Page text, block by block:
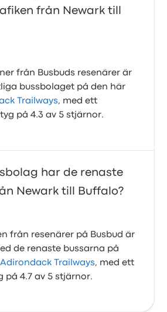
från Newark till
från Busbuds resenärer är
bussbolaget på den här
Trailways, med ett
på 4.3 av 5 stjärnor.
har de renaste
Newark till Buffalo?
från resenärer på Busbud är
de renaste bussarna på
Adirondack Trailways, med ett
på 4.7 av 5 stjärnor.